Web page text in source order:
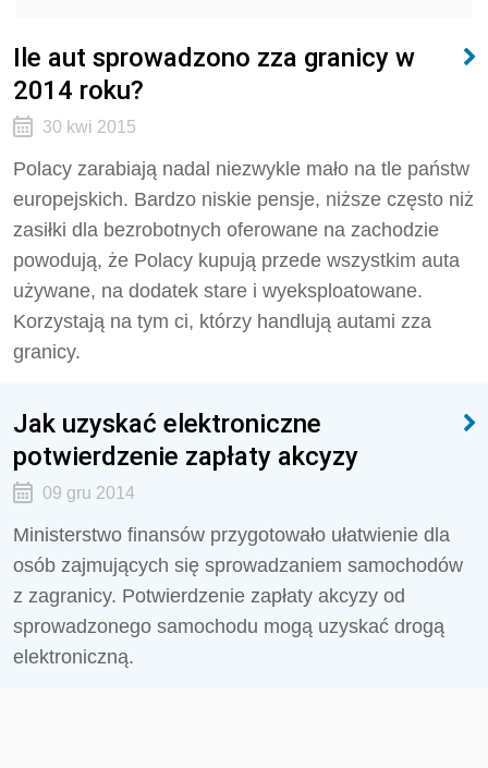
Ile aut sprowadzono zza granicy w
2014 roku?
30 kwi 2015
Polacy zarabiają nadal niezwykle mało na tle państw
europejskich. Bardzo niskie pensje, niższe często niż
zasiłki dla bezrobotnych oferowane na zachodzie
powodują, że Polacy kupują przede wszystkim auta
używane, na dodatek stare i wyeksploatowane.
Korzystają na tym ci, którzy handlują autami zza
granicy.
Jak uzyskać elektroniczne
potwierdzenie zapłaty akcyzy
09 gru 2014
Ministerstwo finansów przygotowało ułatwienie dla
osób zajmujących się sprowadzaniem samochodów
z zagranicy. Potwierdzenie zapłaty akcyzy od
sprowadzonego samochodu mogą uzyskać drogą
elektroniczną.